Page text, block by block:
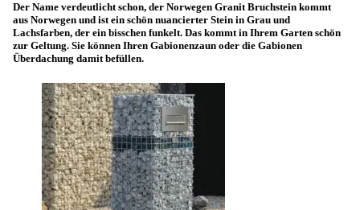
Der Name verdeutlicht schon, der Norwegen Granit Bruchstein kommt
aus Norwegen und ist ein schön nuancierter Stein in Grau und
Lachsfarben, der ein bisschen funkelt. Das kommt in Ihrem Garten schön
zur Geltung. Sie können Ihren Gabionenzaun oder die Gabionen
Überdachung damit befüllen.